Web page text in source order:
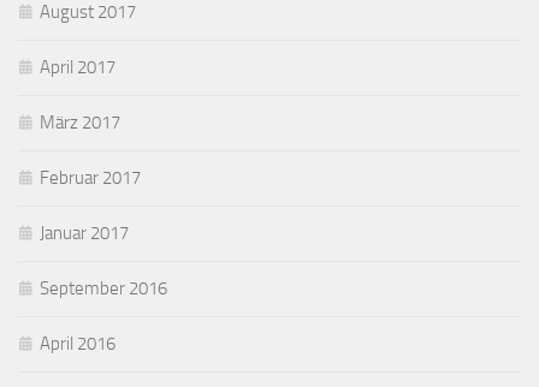
August 2017
April 2017
März 2017
Februar 2017
Januar 2017
September 2016
April 2016